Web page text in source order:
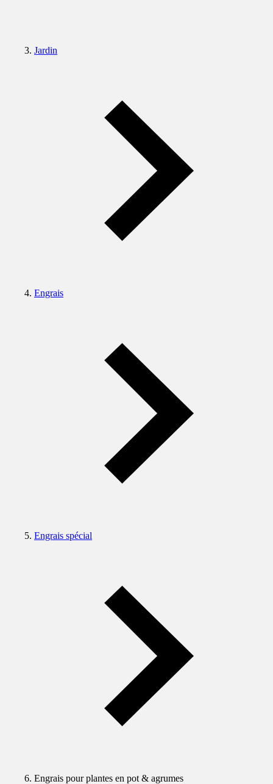
Jardin
Engrais
Engrais spécial
Engrais pour plantes en pot & agrumes